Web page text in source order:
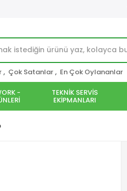
, Çok Satanlar , En Çok Oylananlar
- TEKNİK SERVİS
EKİPMANLARI